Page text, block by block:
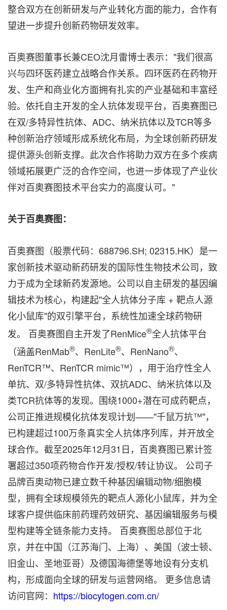
整合双方在创新研发与产业转化方面的能力，合作有
望进一步提升创新药物研发效率。
百奥赛图董事长兼CEO沈月雷博士表示："我们很高
兴与四环医药建立战略合作关系。四环医药在药物开
发、生产和商业化方面拥有扎实的产业基础和丰富经
验。依托自主开发的全人抗体发现平台，百奥赛图已
在双/多特异性抗体、ADC、纳米抗体以及TCR等多
种创新治疗领域形成系统化布局，为全球创新药研发
提供源头创新支撑。此次合作将助力双方在多个疾病
领域拓展更广泛的合作空间，也进一步体现了产业伙
伴对百奥赛图技术平台实力的高度认可。"
关于百奥赛图：
百奥赛图（股票代码：688796.SH; 02315.HK）是一
家创新技术驱动新药研发的国际性生物技术公司，致
力于成为全球新药发源地。公司以自主研发的基因编
辑技术为核心，构建起"全人抗体分子库 + 靶点人源
化小鼠库"的双引擎平台，系统性加速全球药物研
发。 百奥赛图自主开发了RenMice®全人抗体平台
（涵盖RenMab®、RenLite®、RenNano®、
RenTCR™、RenTCR mimic™），用于治疗性全人
单抗、双/多特异性抗体、双抗ADC、纳米抗体以及
类TCR抗体等的发现。围绕1000+潜在可成药靶点，
公司正推进规模化抗体发现计划——"千鼠万抗™"，
已构建超过100万条真实全人抗体序列库，并开放全
球合作。截至2025年12月31日，百奥赛图已累计签
署超过350项药物合作开发/授权/转让协议。 公司子
品牌百奥动物已建立数千种基因编辑动物/细胞模
型，拥有全球规模领先的靶点人源化小鼠库，并为全
球客户提供临床前药理药效研究、基因编辑服务与模
型构建等全链条能力支持。 百奥赛图总部位于北
京，并在中国（江苏海门、上海）、美国（波士顿、
旧金山、圣地亚哥）及德国海德堡等地设有分支机
构，形成面向全球的研发与运营网络。 更多信息请
访问官网： https://biocytogen.com.cn/